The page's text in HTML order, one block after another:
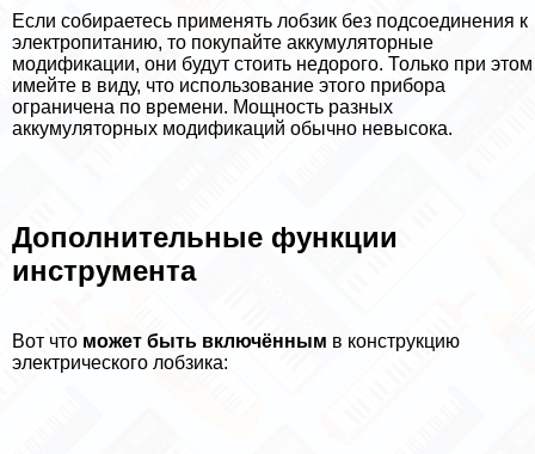
Если собираетесь применять лобзик без подсоединения к
электропитанию, то покупайте аккумуляторные
модификации, они будут стоить недорого. Только при этом
имейте в виду, что использование этого прибора
ограничена по времени. Мощность разных
аккумуляторных модификаций обычно невысока.
Дополнительные функции
инструмента
Вот что может быть включённым в конструкцию
электрического лобзика: